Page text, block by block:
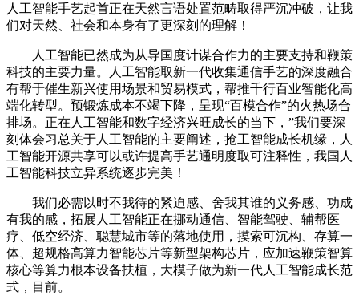
人工智能手艺起首正在天然言语处置范畴取得严沉冲破，让我
们对天然、社会和本身有了更深刻的理解！
人工智能已然成为从导国度计谋合作力的主要支持和鞭策
科技的主要力量。人工智能取新一代收集通信手艺的深度融合
有帮于催生新兴使用场景和贸易模式，帮推千行百业智能化高
端化转型。预锻炼成本不竭下降，呈现“百模合作”的火热场合
排场。正在人工智能和数字经济兴旺成长的当下，”我们要深
刻体会习总关于人工智能的主要阐述，抢工智能成长机缘，人
工智能开源共享可以或许提高手艺通明度取可注释性，我国人
工智能科技立异系统逐步完美！
我们必需以时不我待的紧迫感、舍我其谁的义务感、功成
有我的感，拓展人工智能正在挪动通信、智能驾驶、辅帮医
疗、低空经济、聪慧城市等的落地使用，摸索可沉构、存算一
体、超规格高算力智能芯片等新型架构芯片，应加速鞭策智算
核心等算力根本设备扶植，大模子做为新一代人工智能成长范
式，目前。